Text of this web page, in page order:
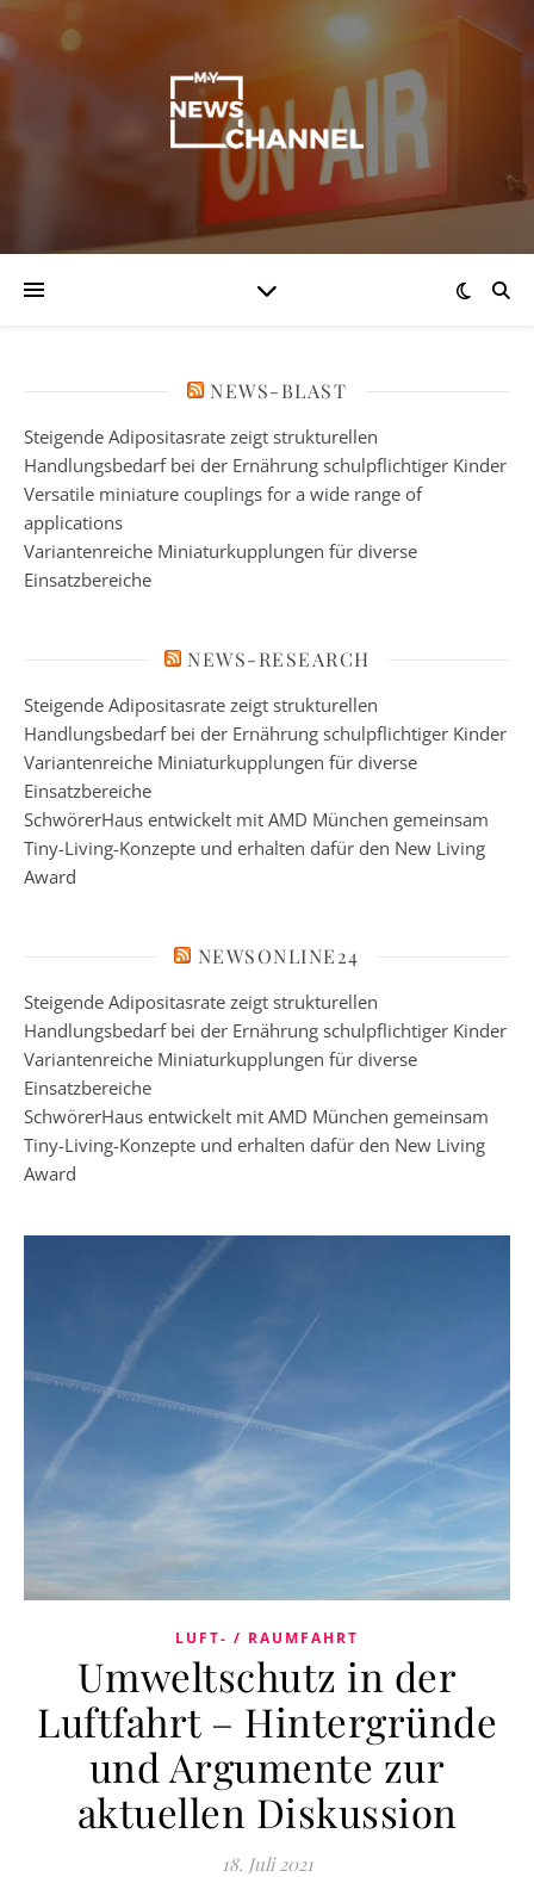
NEWS-BLAST
Steigende Adipositasrate zeigt strukturellen
Handlungsbedarf bei der Ernährung schulpflichtiger Kinder
Versatile miniature couplings for a wide range of
applications
Variantenreiche Miniaturkupplungen für diverse
Einsatzbereiche
NEWS-RESEARCH
Steigende Adipositasrate zeigt strukturellen
Handlungsbedarf bei der Ernährung schulpflichtiger Kinder
Variantenreiche Miniaturkupplungen für diverse
Einsatzbereiche
SchwörerHaus entwickelt mit AMD München gemeinsam
Tiny-Living-Konzepte und erhalten dafür den New Living
Award
NEWSONLINE24
Steigende Adipositasrate zeigt strukturellen
Handlungsbedarf bei der Ernährung schulpflichtiger Kinder
Variantenreiche Miniaturkupplungen für diverse
Einsatzbereiche
SchwörerHaus entwickelt mit AMD München gemeinsam
Tiny-Living-Konzepte und erhalten dafür den New Living
Award
LUFT- / RAUMFAHRT
Umweltschutz in der
Luftfahrt – Hintergründe
und Argumente zur
aktuellen Diskussion
18. Juli 2021